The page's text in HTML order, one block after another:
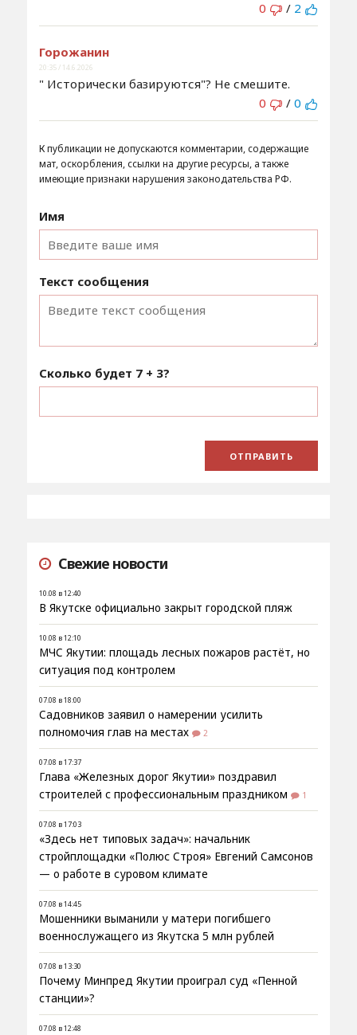
0 / 2
Горожанин
20:35 / 14.6.2026
" Исторически базируются"? Не смешите.
0
/ 0
К публикации не допускаются комментарии, содержащие
мат, оскорбления, ссылки на другие ресурсы, а также
имеющие признаки нарушения законодательства РФ.
Имя
Текст сообщения
Сколько будет 7 + 3?
Свежие новости
10.08 в 12:40
В Якутске официально закрыт городской пляж
10.08 в 12:10
МЧС Якутии: площадь лесных пожаров растёт, но
ситуация под контролем
07.08 в 18:00
Садовников заявил о намерении усилить
полномочия глав на местах
2
07.08 в 17:37
Глава «Железных дорог Якутии» поздравил
строителей с профессиональным праздником
1
07.08 в 17:03
«Здесь нет типовых задач»: начальник
стройплощадки «Полюс Строя» Евгений Самсонов
— о работе в суровом климате
07.08 в 14:45
Мошенники выманили у матери погибшего
военнослужащего из Якутска 5 млн рублей
07.08 в 13:30
Почему Минпред Якутии проиграл суд «Пенной
станции»?
07.08 в 12:48